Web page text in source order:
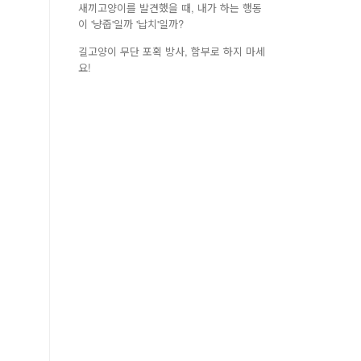
새끼고양이를 발견했을 때, 내가 하는 행동
이 '냥줍'일까 '납치'일까?
길고양이 무단 포획 방사, 함부로 하지 마세
요!